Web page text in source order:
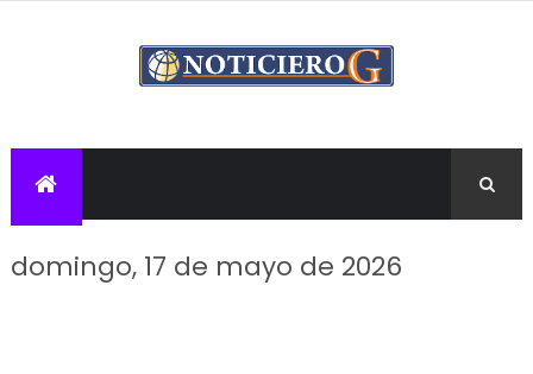
domingo, 17 de mayo de 2026